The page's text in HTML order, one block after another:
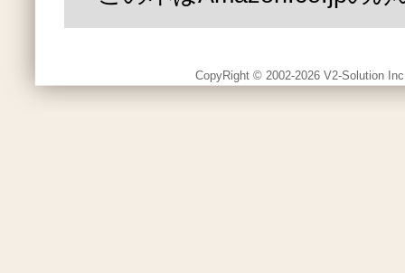
CopyRight © 2002-2026 V2-Solution